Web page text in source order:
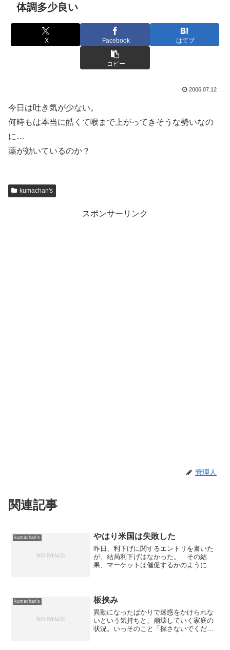
体調多少良い
X Facebook はてブ
コピー
2006.07.12
今日は吐き気が少ない。
何時もは本当に酷くて喉まで上がってきそうな勢いなの
に…
薬が効いているのか？
kumachan's
スポンサーリンク
管理人
関連記事
kumachan's やはり米国は失敗した
昨日、利下げに関するエントリを書いた
が、結局利下げはなかった。 その結
果、マーケットは催促するかのように急
況だ。 またし...
kumachan's 板挟み
異動になったばかりで迷惑をかけられな
いという気持ちと、崩壊していく家庭の
状況。いっそのこと「探さないでくださ